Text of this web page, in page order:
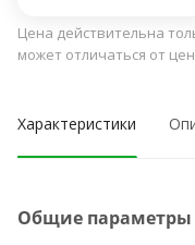
Цена действительна
может отличаться от
Характеристики
Общие параметры